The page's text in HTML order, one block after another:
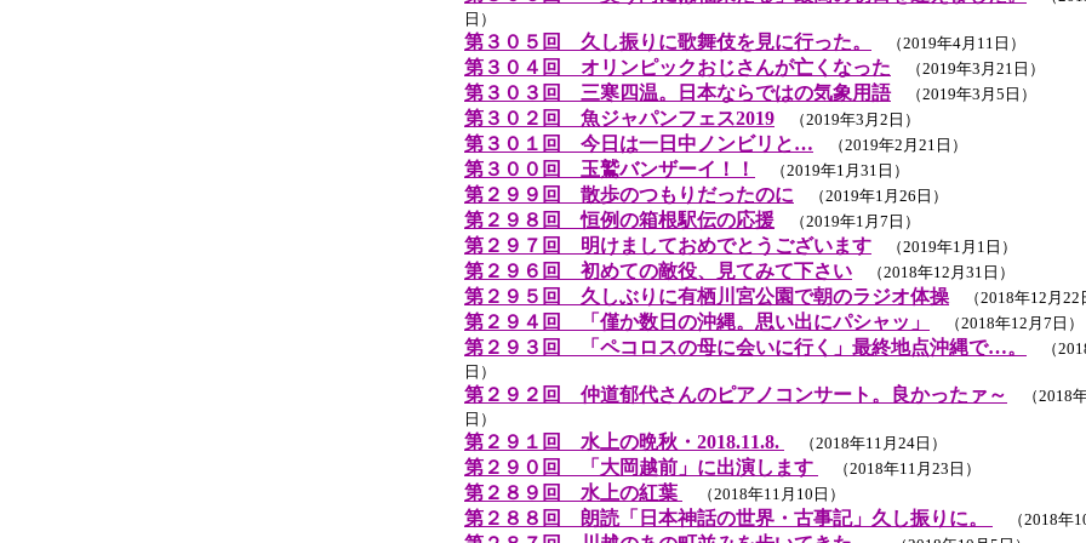
日）
第３０５回 久し振りに歌舞伎を見に行った。 （2019年4月11日）
第３０４回 オリンピックおじさんが亡くなった （2019年3月21日）
第３０３回 三寒四温。日本ならではの気象用語（2019年3月5日）
第３０２回 魚ジャパンフェス2019 （2019年3月2日）
第３０１回 今日は一日中ノンビリと… （2019年2月21日）
第３００回 玉鷲バンザーイ！！ （2019年1月31日）
第２９９回 散歩のつもりだったのに （2019年1月26日）
第２９８回 恒例の箱根駅伝の応援 （2019年1月7日）
第２９７回 明けましておめでとうございます （2019年1月1日）
第２９６回 初めての敵役、見てみて下さい （2018年12月31日）
第２９５回 久しぶりに有栖川宮公園で朝のラジオ体操（2018年12月22
第２９４回 「僅か数日の沖縄。思い出にパシャッ」 （2018年12月7日）
第２９３回 「ペコロスの母に会いに行く」最終地点沖縄で…。
（
日）
第２９２回 仲道郁代さんのピアノコンサート。良かったァ～
（2018
日）
第２９１回 水上の晩秋・2018.11.8. （2018年11月24日）
第２９０回 「大岡越前」に出演します （2018年11月23日）
第２８９回 水上の紅葉 （2018年11月10日）
第２８８回 朗読「日本神話の世界・古事記」久し振りに。 （2018年